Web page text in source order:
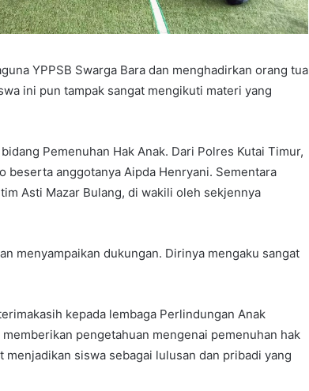
YPPSB Swarga Bara dan menghadirkan orang tua
ini pun tampak sangat mengikuti materi yang
Pemenuhan Hak Anak. Dari Polres Kutai Timur,
beserta anggotanya Aipda Henryani. Sementara
Asti Mazar Bulang, di wakili oleh sekjennya
menyampaikan dukungan. Dirinya mengaku sangat
kepada lembaga Perlindungan Anak
pengetahuan mengenai pemenuhan hak
siswa sebagai lulusan dan pribadi yang